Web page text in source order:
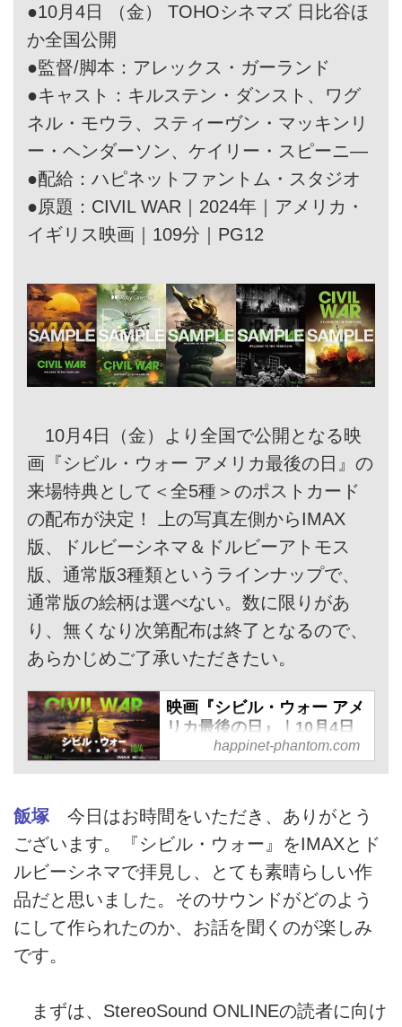
●10月4日 （金） TOHOシネマズ 日比谷ほ
か全国公開
●監督/脚本：アレックス・ガーランド
●キャスト：キルステン・ダンスト、ワグ
ネル・モウラ、スティーヴン・マッキンリ
ー・ヘンダーソン、ケイリー・スピーニ―
●配給：ハピネットファントム・スタジオ
●原題：CIVIL WAR｜2024年｜アメリカ・
イギリス映画｜109分｜PG12
10月4日（金）より全国で公開となる映
画『シビル・ウォー アメリカ最後の日』の
来場特典として＜全5種＞のポストカード
の配布が決定！ 上の写真左側からIMAX
版、ドルビーシネマ＆ドルビーアトモス
版、通常版3種類というラインナップで、
通常版の絵柄は選べない。数に限りがあ
り、無くなり次第配布は終了となるので、
あらかじめご了承いただきたい。
映画『シビル・ウォー アメ
リカ最後の日』｜10月4日
（金）公開
全米初登場１位！A24史上最大
高記録を樹立した、現代のアポ
カリプス。
2024年、戦慄とともに、世界
の終焉を目撃する。
happinet-phantom.com
飯塚今日はお時間をいただき、ありがとう
ございます。『シビル・ウォー』をIMAXとド
ルビーシネマで拝見し、とても素晴らしい作
品だと思いました。そのサウンドがどのよう
にして作られたのか、お話を聞くのが楽しみ
です。
まずは、StereoSound ONLINEの読者に向け